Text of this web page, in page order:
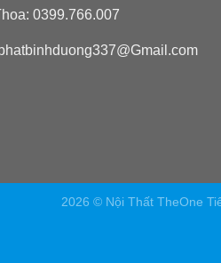
0399.766.007
2026 © Nội Thất TheOne